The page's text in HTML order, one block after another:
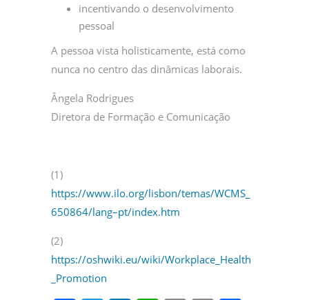
incentivando o desenvolvimento
pessoal
A pessoa vista holisticamente, está como
nunca no centro das dinâmicas laborais.
Ângela Rodrigues
Diretora de Formação e Comunicação
(1)
https://www.ilo.org/lisbon/temas/WCMS_
650864/lang–pt/index.htm
(2)
https://oshwiki.eu/wiki/Workplace_Health
_Promotion